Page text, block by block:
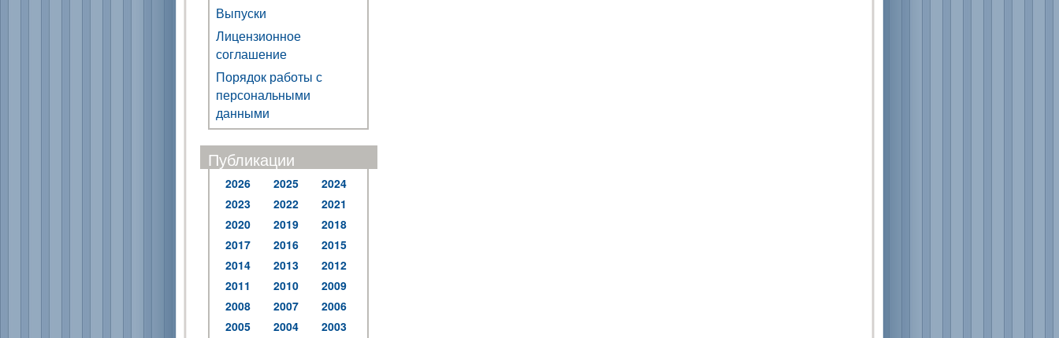
Выпуски
Лицензионное
соглашение
Порядок работы с
персональными
данными
Публикации
2026 2025
2024
2023
2022
2021
2020
2019
2018
2017
2016
2015
2014
2013
2012
2011
2010
2009
2008
2007
2006
2005
2004
2003